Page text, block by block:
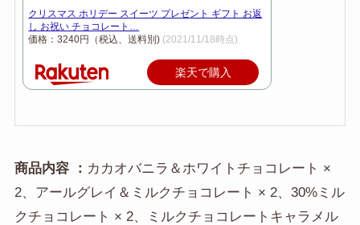
クリスマス ホリデー スイーツ プレゼント ギフト お返
し お祝い チョコレート…
価格：3240円（税込、送料別) (2021/11/18時点)
楽天で購入
商品内容 ： カカオバニラ＆ホワイトチョコレート ×
2、アールグレイ＆ミルクチョコレート × 2、30%ミル
クチョコレート × 2、ミルクチョコレートキャラメル